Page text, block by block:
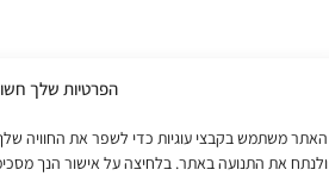
הפרטיות שלך
האתר משתמש בקבצי עוגיות כדי לשפר את החוויה
ולנתח את התנועה באתר. בלחיצה על אישור הנך